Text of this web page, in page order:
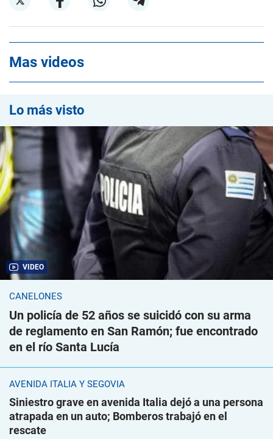
Mas videos
Lo más visto
VIDEO
CANELONES
Un policía de 52 años se suicidó con su arma
de reglamento en San Ramón; fue encontrado
en el río Santa Lucía
AVENIDA ITALIA Y SEGOVIA
Siniestro grave en avenida Italia dejó a una persona
atrapada en un auto; Bomberos trabajó en el
rescate